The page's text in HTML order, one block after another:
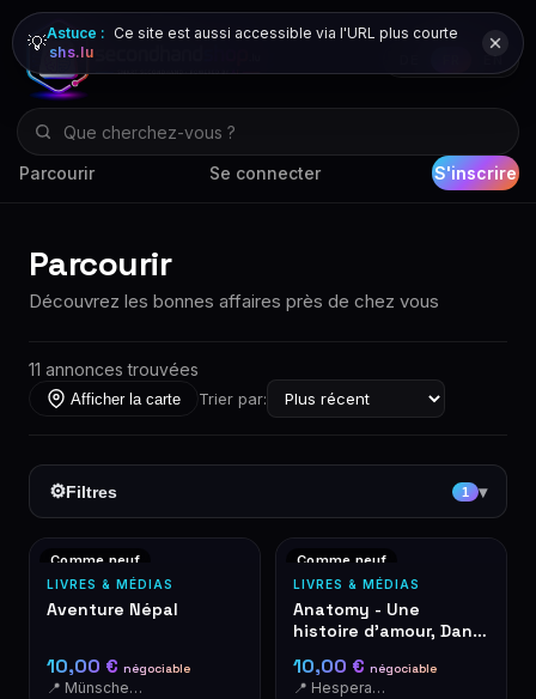
Parcourir Se connecter S'inscrire
💡Astuce : Ce site est aussi accessible via l'URL plus courte
shs.lu
Parcourir
Découvrez les bonnes affaires près de chez vous
11 annonces trouvées
Afficher la carte Trier par:
⚙Filtres 1 ▾
Comme neuf
LIVRES & MÉDIAS
Aventure Népal
10,00 € négociable
📍 Münschecker
Comme neuf
LIVRES & MÉDIAS
Anatomy - Une
histoire d'amour, Dana
10,00 € négociable
📍 Hesperange